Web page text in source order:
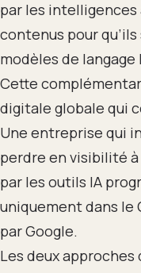
par les
contenus pour
modèles de langage
Cette
digitale globale qui
Une entreprise qui
perdre en visibilité
par les outils IA
uniquement dans le
par Google.
Les deux